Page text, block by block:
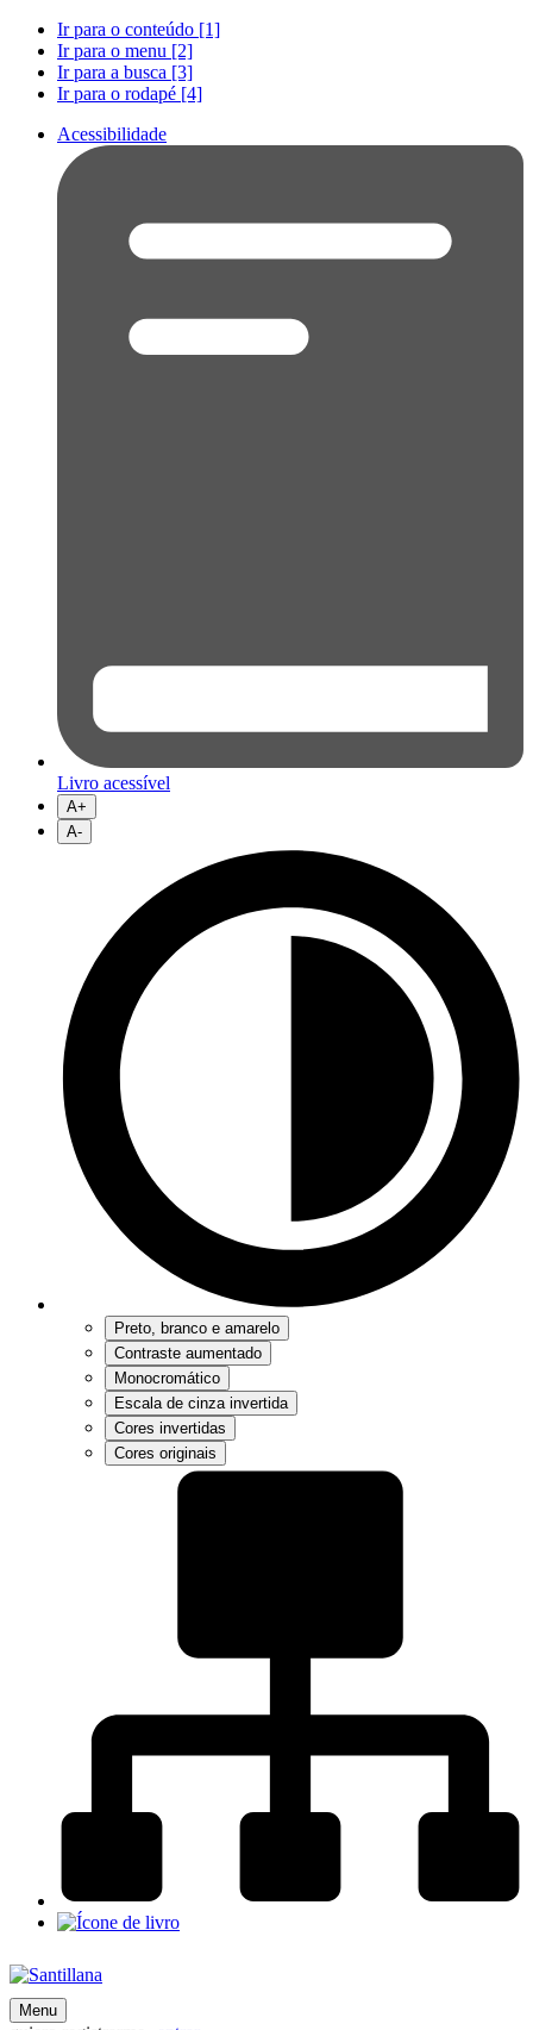
Ir para o conteúdo [1]
Ir para o menu [2]
Ir para a busca [3]
Ir para o rodapé [4]
Acessibilidade
Livro acessível
A+
A-
Preto, branco e amarelo
Contraste aumentado
Monocromático
Escala de cinza invertida
Cores invertidas
Cores originais
Menu